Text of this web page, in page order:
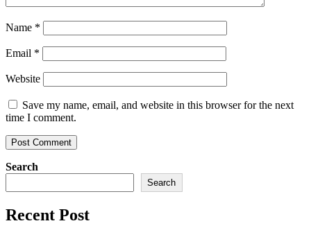
Name *
Email *
Website
Save my name, email, and website in this browser for the next
time I comment.
Search
Search
Recent Post